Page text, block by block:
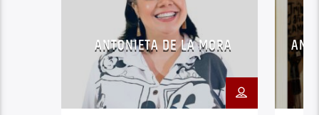
ANTONIETA DE LA MORA